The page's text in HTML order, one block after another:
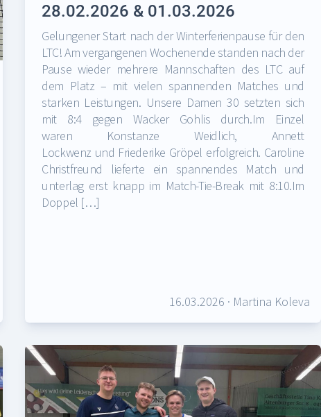
28.02.2026 & 01.03.2026
Gelungener Start nach der Winterferienpause für den
LTC! Am vergangenen Wochenende standen nach der
Pause wieder mehrere Mannschaften des LTC auf
dem Platz – mit vielen spannenden Matches und
starken Leistungen. Unsere Damen 30 setzten sich
mit 8:4 gegen Wacker Gohlis durch.Im Einzel
waren Konstanze Weidlich, Annett
Lockwenz und Friederike Gröpel erfolgreich. Caroline
Christfreund lieferte ein spannendes Match und
unterlag erst knapp im Match-Tie-Break mit 8:10.Im
Doppel […]
16.03.2026 · Martina Koleva